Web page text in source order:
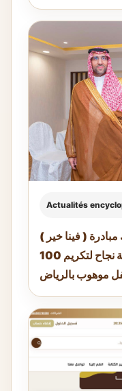
Actualités
( فينا خير )
في النسخة الخامسة من فرحة نجاح لتكريم 100
موهوب بالرياض